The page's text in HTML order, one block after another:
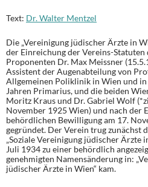
Text: Dr. Walter Mentzel
Die „Vereinigung jüdischer Ärzte in
der Einreichung der Vereins-Statuten
Proponenten Dr. Max Meissner
Assistent der Augenabteilung von
Allgemeinen Poliklinik in Wien und
Jahren Primarius, und die beiden
Moritz Kraus und Dr. Gabriel Wolf
November 1925 Wien) und nach der
behördlichen Bewilligung am 17.
gegründet. Der Verein trug zunächst
„Soziale Vereinigung jüdischer Ärzte
Juli 1934 zu einer behördlich
genehmigten Namensänderung in:
jüdischer Ärzte in Wien“ kam.